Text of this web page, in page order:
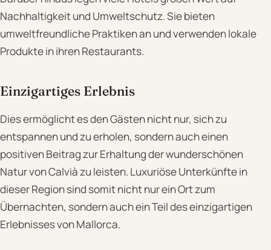
Nachhaltigkeit und Umweltschutz. Sie bieten
umweltfreundliche Praktiken an und verwenden lokale
Produkte in ihren Restaurants.
Einzigartiges Erlebnis
Dies ermöglicht es den Gästen nicht nur, sich zu
entspannen und zu erholen, sondern auch einen
positiven Beitrag zur Erhaltung der wunderschönen
Natur von Calvià zu leisten. Luxuriöse Unterkünfte in
dieser Region sind somit nicht nur ein Ort zum
Übernachten, sondern auch ein Teil des einzigartigen
Erlebnisses von Mallorca.